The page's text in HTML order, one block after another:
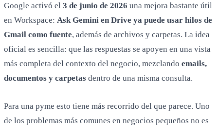
Google activó el 3 de junio de 2026 una mejora bastante útil
en Workspace: Ask Gemini en Drive ya puede usar hilos de
Gmail como fuente, además de archivos y carpetas. La idea
oficial es sencilla: que las respuestas se apoyen en una vista
más completa del contexto del negocio, mezclando emails,
documentos y carpetas dentro de una misma consulta.
Para una pyme esto tiene más recorrido del que parece. Uno
de los problemas más comunes en negocios pequeños no es